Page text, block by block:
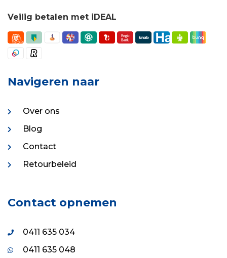
Veilig betalen met iDEAL
Navigeren naar
Over ons
Blog
Contact
Retourbeleid
Contact opnemen
0411 635 034
0411 635 048